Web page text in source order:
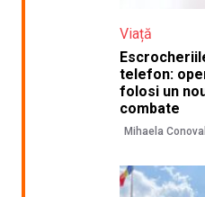
Viață
telefon:
folosi un
combate
Mihaela